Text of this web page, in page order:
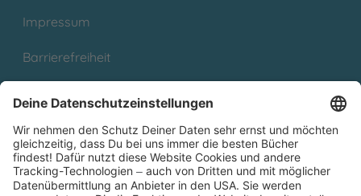
Impressum
Barrierefreiheit
Partnerprogramm (Affiliate)
Folge uns auf